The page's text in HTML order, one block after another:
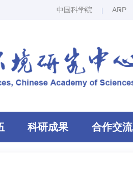
中国科学院 ARP
科研成果 合作交流